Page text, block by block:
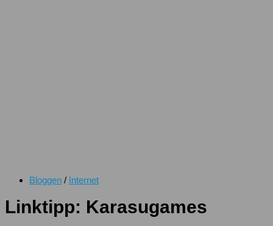
Bloggen / Internet
Linktipp: Karasugames